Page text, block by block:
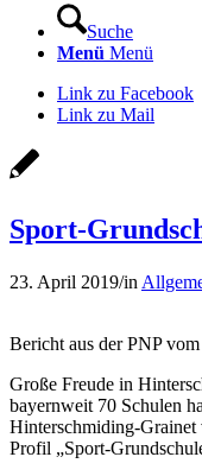
Suche
Menü Menü
Link zu Facebook
Link zu Mail
Sport-
23. April 2019/in
Bericht aus der PNP
Große Freude in
bayernweit 70 Schulen
Hinterschmiding-Grainet
Profil „Sport-